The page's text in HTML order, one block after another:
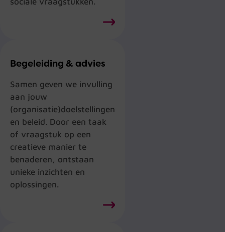
Begeleiding & advies
Samen geven we invulling
aan jouw
(organisatie)doelstellingen
en beleid. Door een taak
of vraagstuk op een
creatieve manier te
benaderen, ontstaan
unieke inzichten en
oplossingen.